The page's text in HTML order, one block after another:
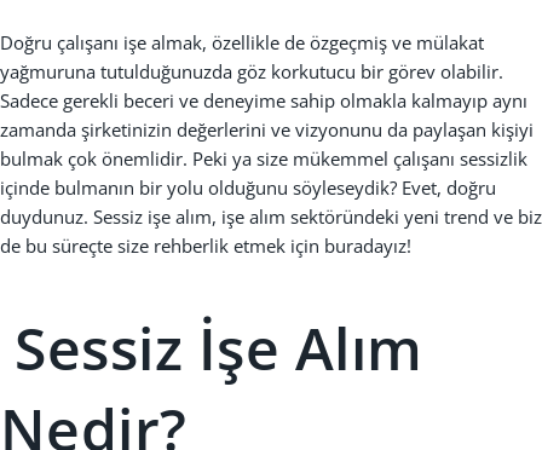
Doğru çalışanı işe almak, özellikle de özgeçmiş ve mülakat
yağmuruna tutulduğunuzda göz korkutucu bir görev olabilir.
Sadece gerekli beceri ve deneyime sahip olmakla kalmayıp aynı
zamanda şirketinizin değerlerini ve vizyonunu da paylaşan kişiyi
bulmak çok önemlidir. Peki ya size mükemmel çalışanı sessizlik
içinde bulmanın bir yolu olduğunu söyleseydik? Evet, doğru
duydunuz. Sessiz işe alım, işe alım sektöründeki yeni trend ve biz
de bu süreçte size rehberlik etmek için buradayız!
Sessiz İşe Alım
Nedir?